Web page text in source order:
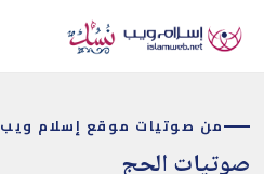
من صوتيات موقع إسلام ويب
صوتيات الحج